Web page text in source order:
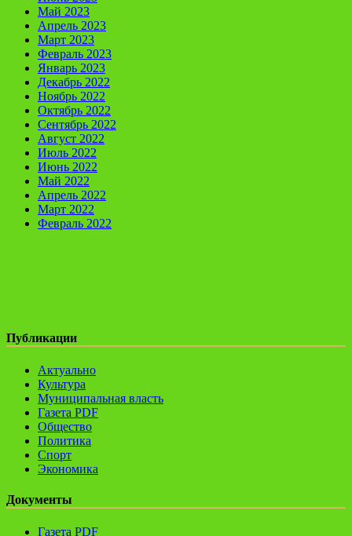
Май 2023
Апрель 2023
Март 2023
Февраль 2023
Январь 2023
Декабрь 2022
Ноябрь 2022
Октябрь 2022
Сентябрь 2022
Август 2022
Июль 2022
Июнь 2022
Май 2022
Апрель 2022
Март 2022
Февраль 2022
Публикации
Актуально
Культура
Муниципальная власть
Газета PDF
Общество
Политика
Спорт
Экономика
Документы
Газета PDF